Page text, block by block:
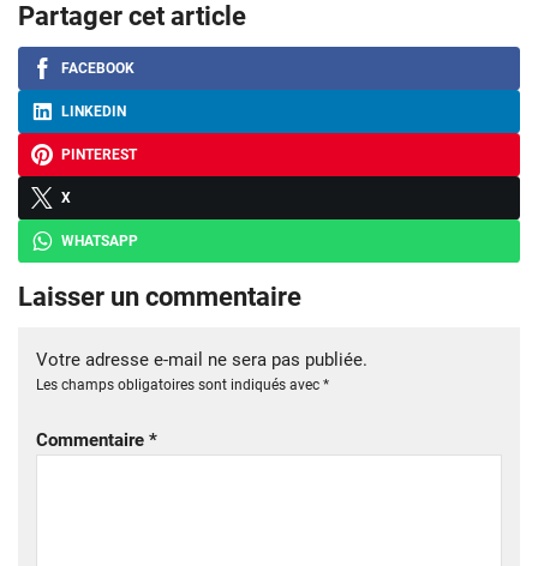
Partager cet article
FACEBOOK
LINKEDIN
PINTEREST
X
WHATSAPP
Laisser un commentaire
Votre adresse e-mail ne sera pas publiée.
Les champs obligatoires sont indiqués avec *
Commentaire *